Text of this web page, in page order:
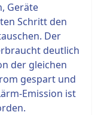
Geräte
Schritt den
Der
deutlich
der gleichen
gespart und
Emission ist